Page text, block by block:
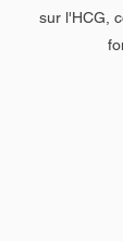
sur l'HCG,